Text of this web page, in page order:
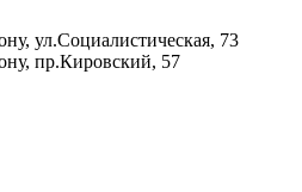
ул.Социалистическая, 73
пр.Кировский, 57